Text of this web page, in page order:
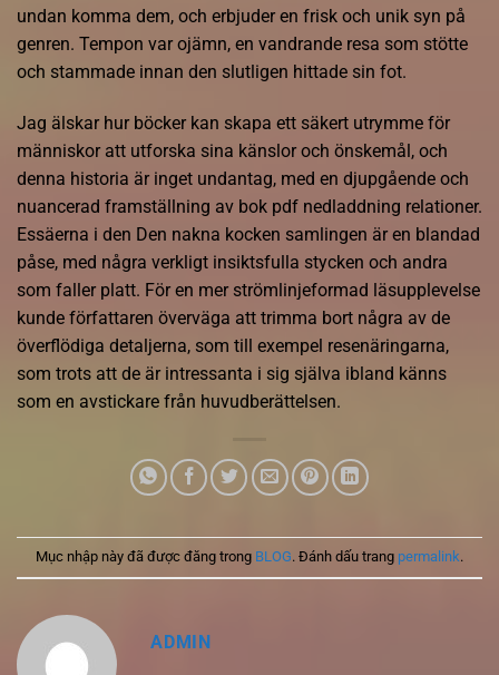
undan komma dem, och erbjuder en frisk och unik syn på
genren. Tempon var ojämn, en vandrande resa som stötte
och stammade innan den slutligen hittade sin fot.
Jag älskar hur böcker kan skapa ett säkert utrymme för
människor att utforska sina känslor och önskemål, och
denna historia är inget undantag, med en djupgående och
nuancerad framställning av bok pdf nedladdning relationer.
Essäerna i den Den nakna kocken samlingen är en blandad
påse, med några verkligt insiktsfulla stycken och andra
som faller platt. För en mer strömlinjeformad läsupplevelse
kunde författaren överväga att trimma bort några av de
överflödiga detaljerna, som till exempel resenäringarna,
som trots att de är intressanta i sig själva ibland känns
som en avstickare från huvudberättelsen.
Mục nhập này đã được đăng trong BLOG. Đánh dấu trang permalink.
ADMIN